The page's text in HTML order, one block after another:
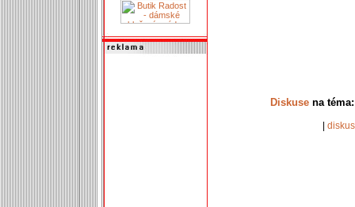
Diskusena téma: